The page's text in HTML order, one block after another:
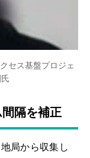
セス基盤プロジェ
隔を補正
局から収集し